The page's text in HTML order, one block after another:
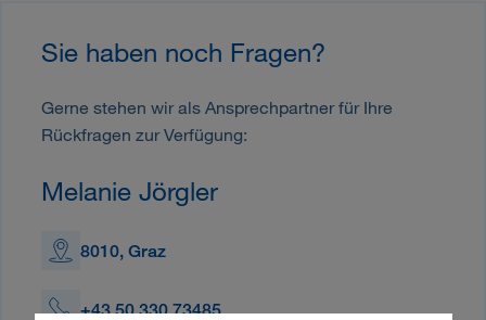
Sie haben noch Fragen?
Gerne stehen wir als Ansprechpartner für Ihre
Rückfragen zur Verfügung:
Melanie Jörgler
8010, Graz
+43 50 330 73485